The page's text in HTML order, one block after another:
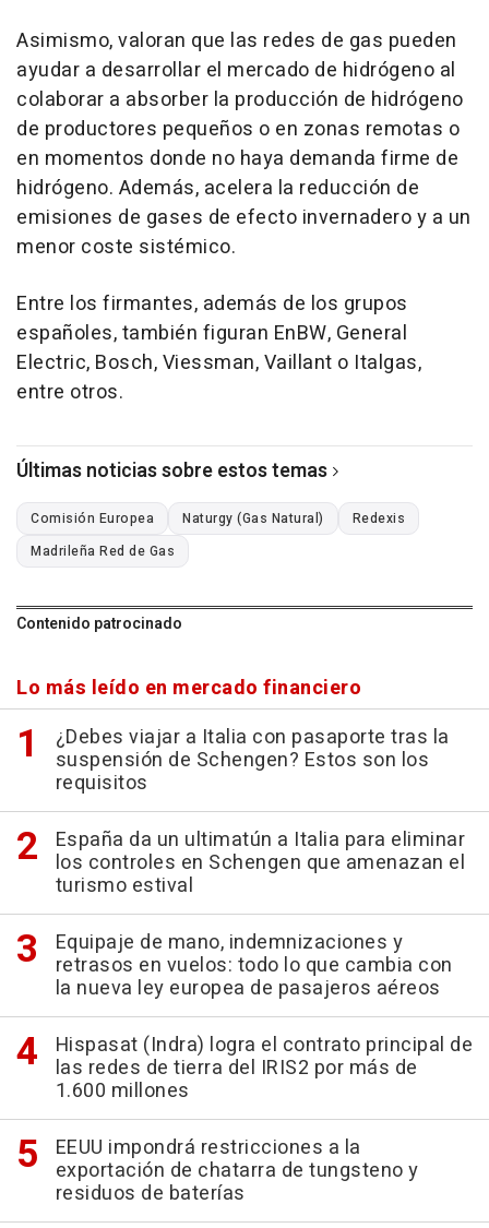
Asimismo, valoran que las redes de gas pueden
ayudar a desarrollar el mercado de hidrógeno al
colaborar a absorber la producción de hidrógeno
de productores pequeños o en zonas remotas o
en momentos donde no haya demanda firme de
hidrógeno. Además, acelera la reducción de
emisiones de gases de efecto invernadero y a un
menor coste sistémico.
Entre los firmantes, además de los grupos
españoles, también figuran EnBW, General
Electric, Bosch, Viessman, Vaillant o Italgas,
entre otros.
Últimas noticias sobre estos temas
Comisión Europea Naturgy (Gas Natural)
Redexis
Madrileña Red de Gas
Contenido patrocinado
Lo más leído en mercado financiero
¿Debes viajar a Italia con pasaporte tras la
suspensión de Schengen? Estos son los
requisitos
España da un ultimatún a Italia para eliminar
los controles en Schengen que amenazan el
turismo estival
Equipaje de mano, indemnizaciones y
retrasos en vuelos: todo lo que cambia con
la nueva ley europea de pasajeros aéreos
Hispasat (Indra) logra el contrato principal de
las redes de tierra del IRIS2 por más de
1.600 millones
EEUU impondrá restricciones a la
exportación de chatarra de tungsteno y
residuos de baterías